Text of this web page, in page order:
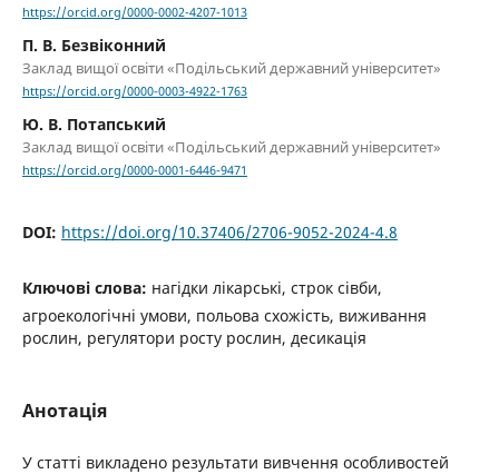
https://orcid.org/0000-0002-4207-1013
П. В. Безвіконний
Заклад вищої освіти «Подільський державний університет»
https://orcid.org/0000-0003-4922-1763
Ю. В. Потапський
Заклад вищої освіти «Подільський державний університет»
https://orcid.org/0000-0001-6446-9471
DOI: https://doi.org/10.37406/2706-9052-2024-4.8
Ключові слова: нагідки лікарські, строк сівби,
агроекологічні умови, польова схожість, виживання
рослин, регулятори росту рослин, десикація
Анотація
У статті викладено результати вивчення особливостей